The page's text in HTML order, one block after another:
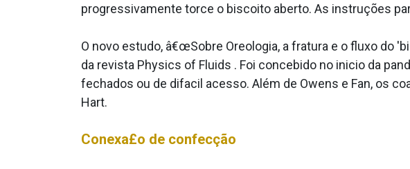
progressivamente torce o biscoito aberto. As instruções
O novo estudo, â€œSobre Oreologia, a fratura e o fluxo do
da revista Physics of Fluids . Foi concebido no ini­cio da
fechados ou de difa­cil acesso. Além de Owens e Fan, os
Hart.
Conexa£o de confecção